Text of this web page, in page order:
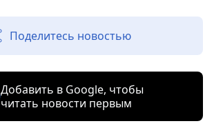
Поделитесь новостью
Добавить в Google, чтобы
читать новости первым